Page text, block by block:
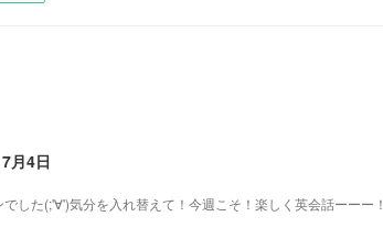
月4日
した(;'∀')気分を入れ替えて！今週こそ！楽しく英会話ーーー！